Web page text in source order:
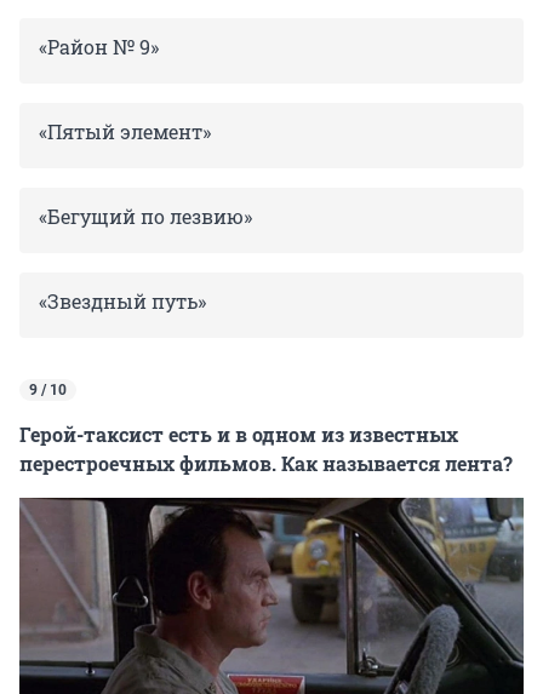
«Район № 9»
«Пятый элемент»
«Бегущий по лезвию»
«Звездный путь»
9 / 10
Герой-таксист есть и в одном из известных
перестроечных фильмов. Как называется лента?